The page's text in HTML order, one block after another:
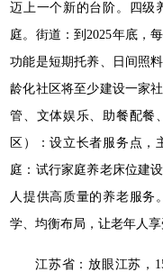
迈上一个新的台阶。四级
庭。街道：到2025年底，
功能是短期托养、日间照
龄化社区将至少建设一家
管、文体娱乐、助餐配餐
区）：设立长者服务点，
庭：试行家庭养老床位建
人提供高质量的养老服务
学、均衡布局，让老年人享
江苏省：放眼江苏，